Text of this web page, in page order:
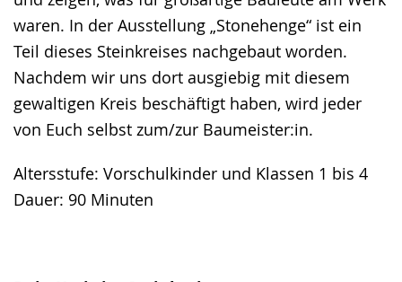
waren. In der Ausstellung „Stonehenge“ ist ein
Teil dieses Steinkreises nachgebaut worden.
Nachdem wir uns dort ausgiebig mit diesem
gewaltigen Kreis beschäftigt haben, wird jeder
von Euch selbst zum/zur Baumeister:in.
Altersstufe: Vorschulkinder und Klassen 1 bis 4
Dauer: 90 Minuten